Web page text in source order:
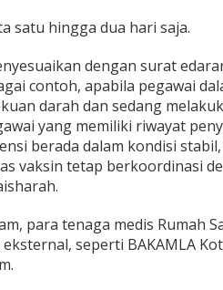
satu hingga dua hari saja.
dengan surat
contoh, apabila pegawai
darah dan sedang
yang memiliki riwayat
berada dalam kondisi
vaksin tetap berkoordinasi
para tenaga medis Rumah
seperti BAKAMLA